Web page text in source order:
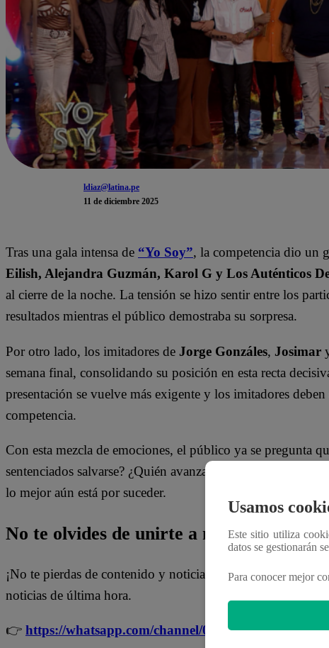
ldiaz@latina.pe
11 de diciembre 2025
Tras una gala intensa de “Yo Soy”, la competencia dio un
Eilish, Alejandra Guzmán, Karol G y Los Auténticos
al cierre de la noche. La tensión se hizo sentir entre los
resultados mientras el público demostraba su sorpresa.
Por otro lado, los imitadores de Jorge Gonzáles, Josimar
semana final, consolidando su posición en esta recta
presentación se vuelve más exigente y los imitadores
competencia.
Con esta mezcla de emociones, el público ya se pregunta
sentenciados salvarse? ¿Quién avanzará a la gran final? No
lo mejor aún está por suceder.
No te olvides de unirte a nuestro canal
¡No te pierdas de contenido y noticias EXCLUSIVAS!
noticias de última hora.
👉 https://whatsapp.com/channel/
Usamos
Este sitio utiliza
datos se gestionarán
Para conocer mejor